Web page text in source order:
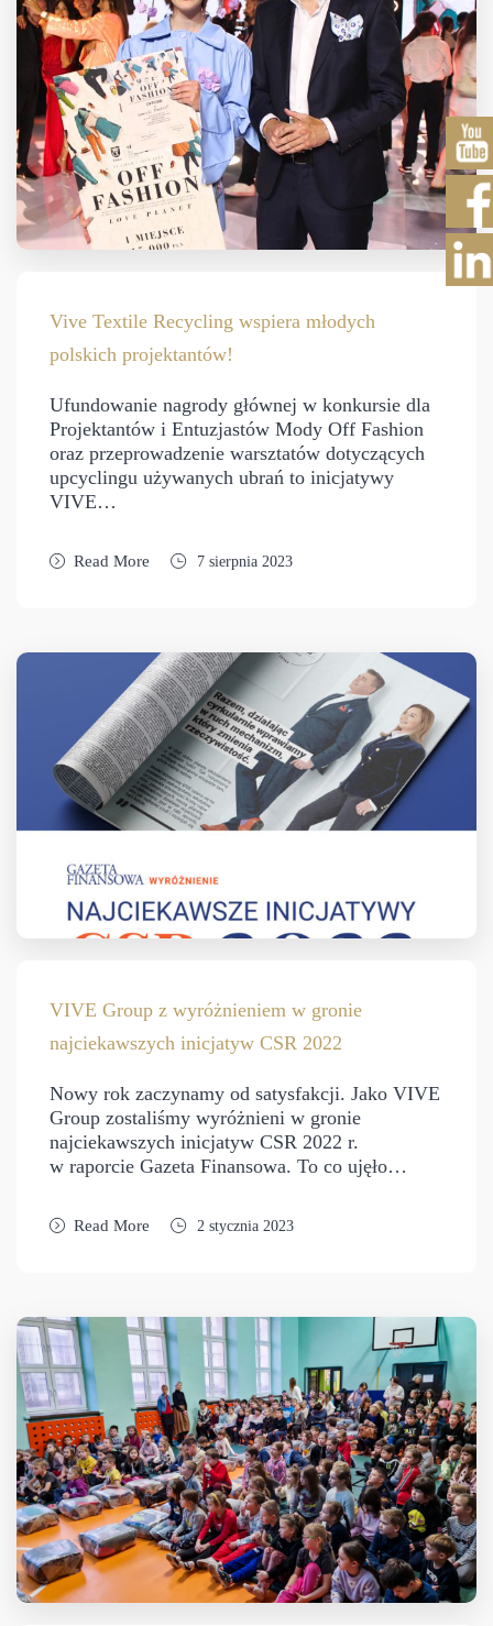
Vive Textile Recycling wspiera młodych
polskich projektantów!
Ufundowanie nagrody głównej w konkursie dla
Projektantów i Entuzjastów Mody Off Fashion
oraz przeprowadzenie warsztatów dotyczących
upcyclingu używanych ubrań to inicjatywy
VIVE…
Read More 7 sierpnia 2023
VIVE Group z wyróżnieniem w gronie
najciekawszych inicjatyw CSR 2022
Nowy rok zaczynamy od satysfakcji. Jako VIVE
Group zostaliśmy wyróżnieni w gronie
najciekawszych inicjatyw CSR 2022 r.
w raporcie Gazeta Finansowa. To co ujęło…
Read More 2 stycznia 2023